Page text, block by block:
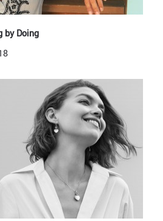
by Doing